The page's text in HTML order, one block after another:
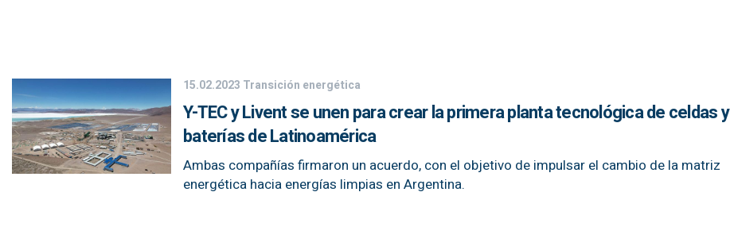
15.02.2023 Transición energética
Y-TEC y Livent se unen para crear la primera planta tecnológica de celdas y
baterías de Latinoamérica
Ambas compañías firmaron un acuerdo, con el objetivo de impulsar el cambio de la matriz
energética hacia energías limpias en Argentina.